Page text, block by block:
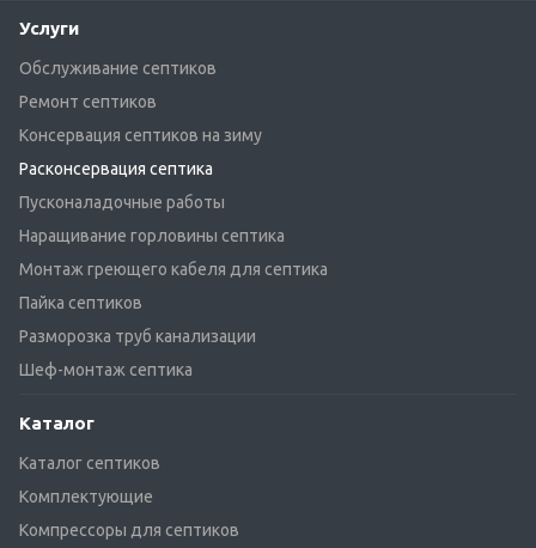
Услуги
Обслуживание септиков
Ремонт септиков
Консервация септиков на зиму
Расконсервация септика
Пусконаладочные работы
Наращивание горловины септика
Монтаж греющего кабеля для септика
Пайка септиков
Разморозка труб канализации
Шеф-монтаж септика
Каталог
Каталог септиков
Комплектующие
Компрессоры для септиков